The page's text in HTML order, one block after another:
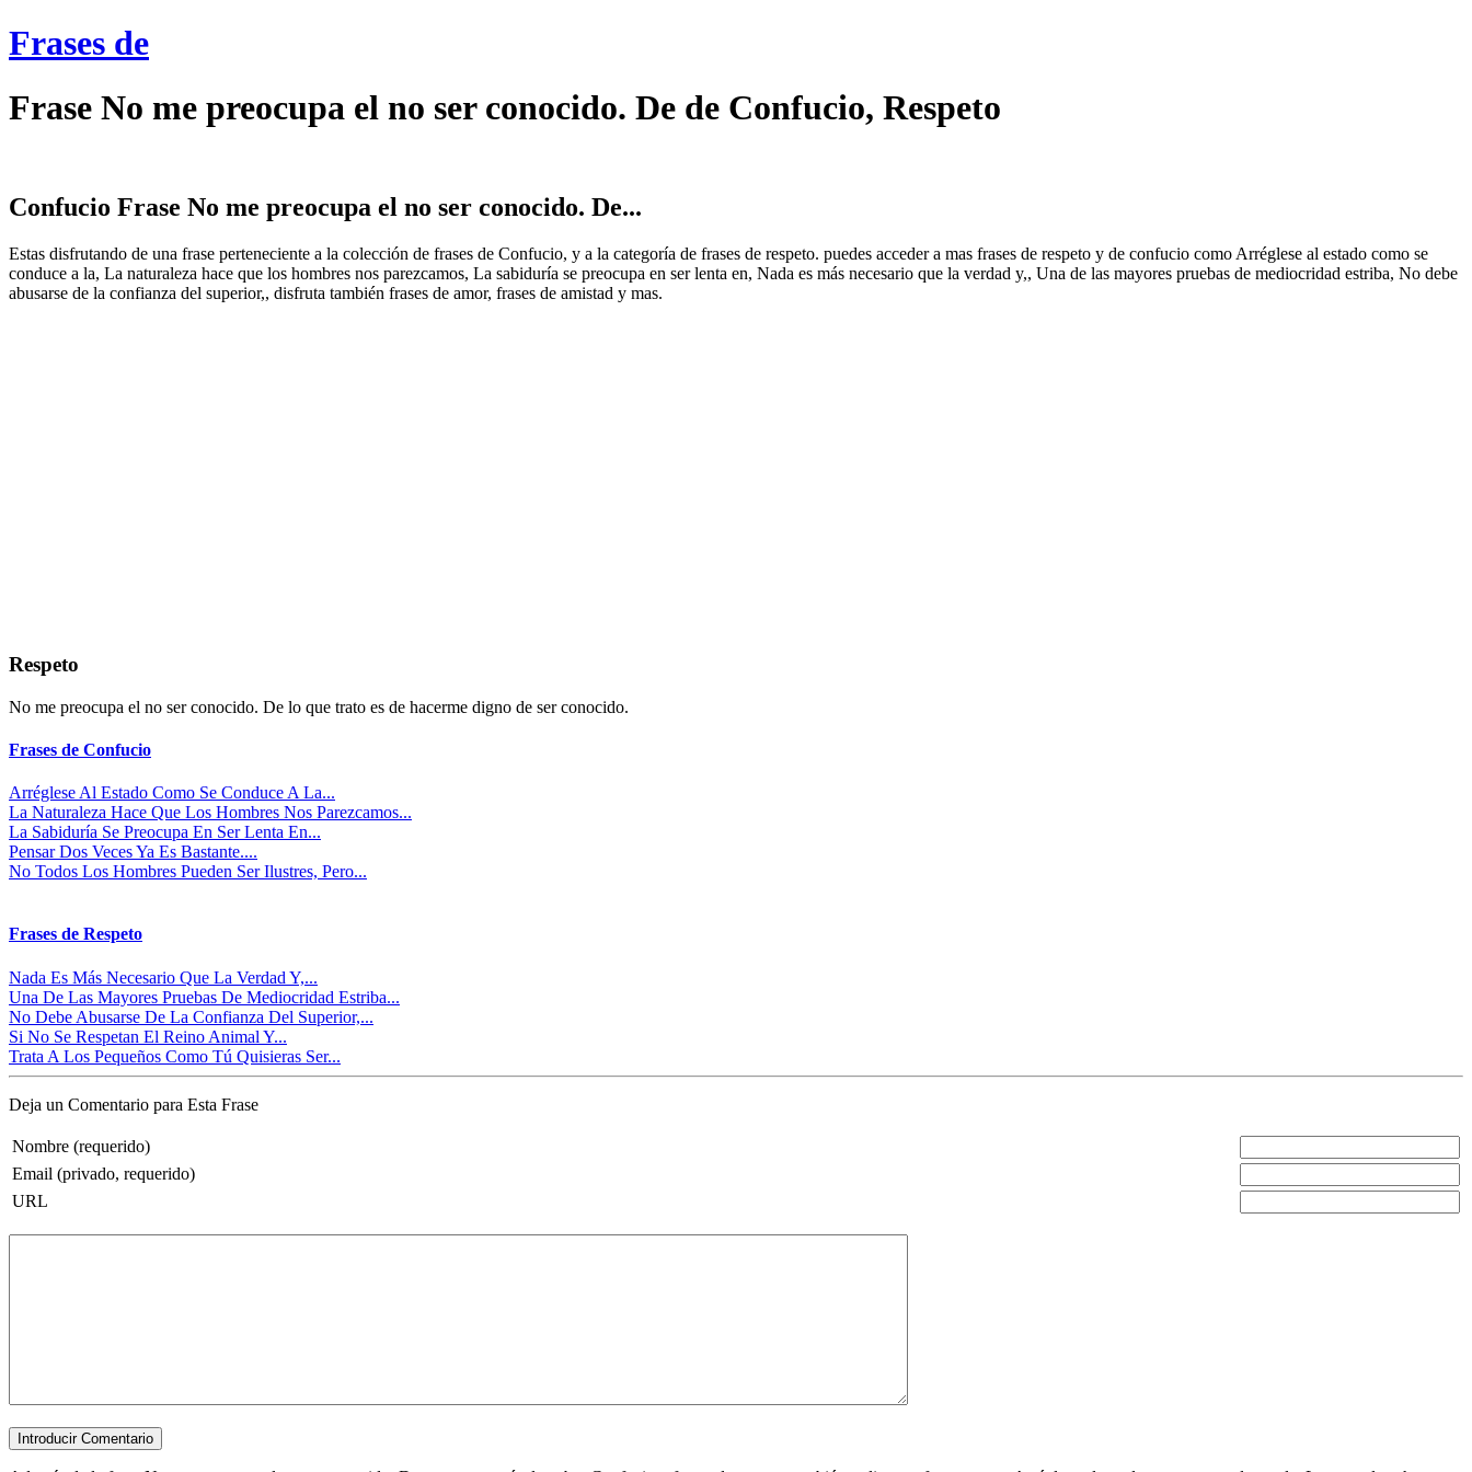
Frases de
Frase No me preocupa el no ser conocido. De de Confucio, Respeto
Confucio Frase No me preocupa el no ser conocido. De...
Estas disfrutando de una frase perteneciente a la colección de frases de Confucio, y a la categoría de frases de respeto. puedes acceder a mas frases de respeto y de confucio como Arréglese al estado como se
conduce a la, La naturaleza hace que los hombres nos parezcamos, La sabiduría se preocupa en ser lenta en, Nada es más necesario que la verdad y,, Una de las mayores pruebas de mediocridad estriba, No debe
abusarse de la confianza del superior,, disfruta también frases de amor, frases de amistad y mas.
Respeto
No me preocupa el no ser conocido. De lo que trato es de hacerme digno de ser conocido.
Frases de Confucio
Arréglese Al Estado Como Se Conduce A La...
La Naturaleza Hace Que Los Hombres Nos Parezcamos...
La Sabiduría Se Preocupa En Ser Lenta En...
Pensar Dos Veces Ya Es Bastante....
No Todos Los Hombres Pueden Ser Ilustres, Pero...
Frases de Respeto
Nada Es Más Necesario Que La Verdad Y,...
Una De Las Mayores Pruebas De Mediocridad Estriba...
No Debe Abusarse De La Confianza Del Superior,...
Si No Se Respetan El Reino Animal Y...
Trata A Los Pequeños Como Tú Quisieras Ser...
Deja un Comentario para Esta Frase
Nombre (requerido)
Email (privado, requerido)
URL